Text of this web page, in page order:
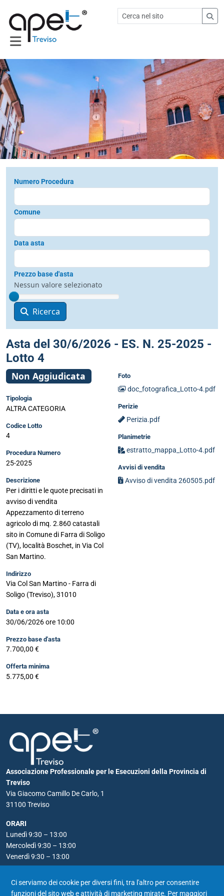
Numero Procedura
Comune
Data asta
Prezzo base d'asta
Nessun valore selezionato
Ricerca
Asta del 30/6/2026 - ES. N. 25-2025 -
Lotto 4
Non Aggiudicata
Tipologia
ALTRA CATEGORIA
Codice Lotto
4
Procedura Numero
25-2025
Descrizione
Per i diritti e le quote precisati in
avviso di vendita
Appezzamento di terreno
agricolo di mq. 2.860 catastali
sito in Comune di Farra di Soligo
(TV), località Boschet, in Via Col
San Martino.
Indirizzo
Via Col San Martino - Farra di
Soligo (Treviso), 31010
Data e ora asta
30/06/2026 ore 10:00
Prezzo base d'asta
7.700,00 €
Offerta minima
5.775,00 €
Foto
doc_fotografica_Lotto-4.pdf
Perizie
Perizia.pdf
Planimetrie
estratto_mappa_Lotto-4.pdf
Avvisi di vendita
Avviso di vendita 260505.pdf
Associazione Professionale per le Esecuzioni della Provincia di
Treviso
Via Giacomo Camillo De Carlo, 1
31100 Treviso
ORARI
Lunedì 9:30 – 13:00
Mercoledì 9:30 – 13:00
Venerdì 9:30 – 13:00
Telefono: 0422 590556
Ci serviamo dei cookie per diversi fini, tra l'altro per consentire
funzioni del sito web e attività di marketing mirate. Per maggiori